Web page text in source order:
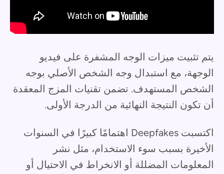
يتم تثبيت ميزات الوجه المشفرة على فيديو
الوجهة، مع استبدال وجه الشخص الأصلي بوجه
الشخص المستهدف. تضمن تقنيات المزج المعقدة
أن تكون النتيجة النهائية من الدرجة الأولى.
اكتسبت Deepfakes اهتمامًا كبيرًا في السنوات
الأخيرة بسبب سوء الاستخدام، مثل نشر
المعلومات المضللة أو الانخراط في الاحتيال أو